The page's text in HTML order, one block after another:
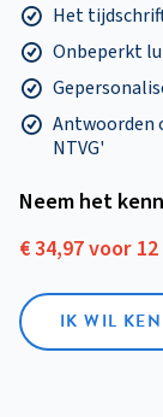
Het
Onbeperkt
Antwoorden
NTVG'
Neem het
€ 34,97 voor
IK WIL